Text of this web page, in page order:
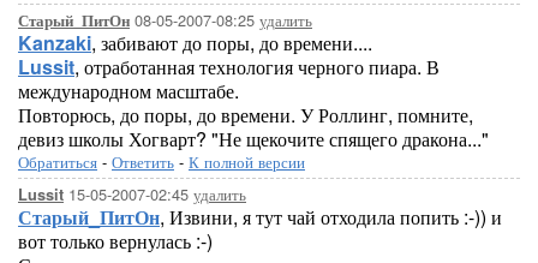
Старый_ПитОн 08-05-2007-08:25 удалить
Kanzaki, забивают до поры, до времени....
Lussit, отработанная технология черного пиара. В
международном масштабе.
Повторюсь, до поры, до времени. У Роллинг, помните,
девиз школы Хогварт? "Не щекочите спящего дракона..."
Обратиться - Ответить - К полной версии
Lussit 15-05-2007-02:45 удалить
Старый_ПитОн, Извини, я тут чай отходила попить :-)) и
вот только вернулась :-)